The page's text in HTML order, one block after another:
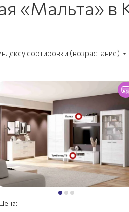
«Мальта» в
сортировки (возрастание)
Цена: